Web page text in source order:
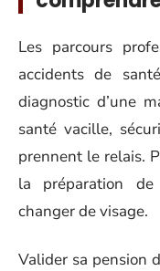
Les parcours
accidents de
diagnostic d’une
santé vacille,
prennent le relais.
la préparation
changer de visage.
Valider sa pension